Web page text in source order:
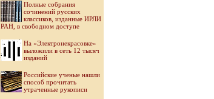
Полные собрания
сочинений русских
классиков, изданные ИРЛИ
РАН, в свободном доступе
На «Электронекрасовке»
выложили в сеть 12 тысяч
изданий
Российские ученые нашли
способ прочитать
утраченные рукописи